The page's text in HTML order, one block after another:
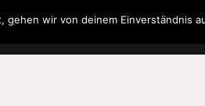
Musik Spielzeug Literatur
gehen wir von deinem Einverständnis